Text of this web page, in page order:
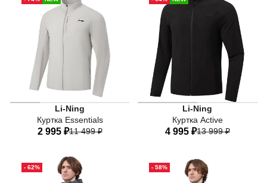
54
56
Li-Ning
Куртка Essentials
Мужская спортивная куртка Li-Ning из коллекции
2 995 ₽11 499 ₽
44 48
54
56
Li-Ning
Куртка Active
Мужская спортивная
4 995 ₽13 999 ₽
44 48
54
56
- 62% - 58%